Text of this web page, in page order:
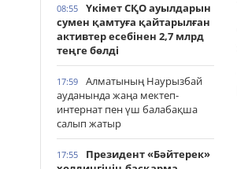
08:55
Үкімет СҚО ауылдарын
сумен қамтуға қайтарылған
активтер есебінен 2,7 млрд
теңге бөлді
17:59
Алматының Наурызбай
ауданында жаңа мектеп-
интернат пен үш балабақша
салып жатыр
17:55
Президент «Бәйтерек»